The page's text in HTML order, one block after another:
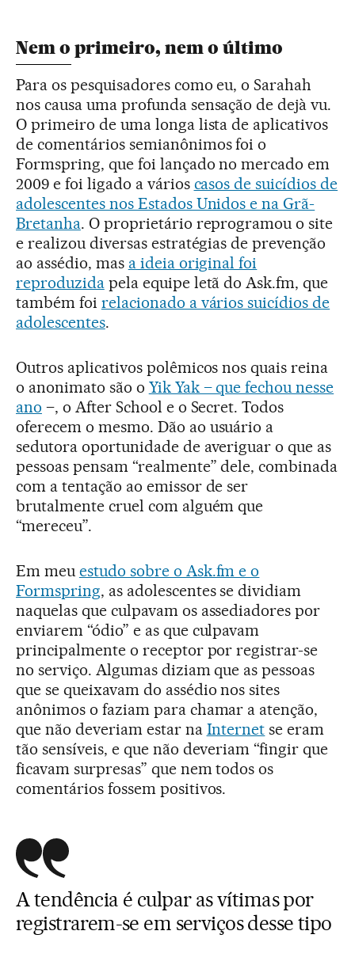
Nem o primeiro, nem o último
Para os pesquisadores como eu, o Sarahah
nos causa uma profunda sensação de dejà vu.
O primeiro de uma longa lista de aplicativos
de comentários semianônimos foi o
Formspring, que foi lançado no mercado em
2009 e foi ligado a vários casos de suicídios de
adolescentes nos Estados Unidos e na Grã-
Bretanha. O proprietário reprogramou o site
e realizou diversas estratégias de prevenção
ao assédio, mas a ideia original foi
reproduzidapela equipe letã do Ask.fm, que
também foi relacionado a vários suicídios de
adolescentes.
Outros aplicativos polêmicos nos quais reina
o anonimato são o Yik Yak – que fechou nesse
ano –, o After School e o Secret. Todos
oferecem o mesmo. Dão ao usuário a
sedutora oportunidade de averiguar o que as
pessoas pensam “realmente” dele, combinada
com a tentação ao emissor de ser
brutalmente cruel com alguém que
“mereceu”.
Em meu estudo sobre o Ask.fm e o
Formspring, as adolescentes se dividiam
naquelas que culpavam os assediadores por
enviarem “ódio” e as que culpavam
principalmente o receptor por registrar-se
no serviço. Algumas diziam que as pessoas
que se queixavam do assédio nos sites
anônimos o faziam para chamar a atenção,
que não deveriam estar na Internet se eram
tão sensíveis, e que não deveriam “fingir que
ficavam surpresas” que nem todos os
comentários fossem positivos.
A tendência é culpar as vítimas por
registrarem-se em serviços desse tipo